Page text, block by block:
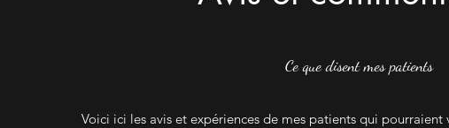
Ce que disent mes patients
Voici ici les avis et expériences de mes patients qui pourraient